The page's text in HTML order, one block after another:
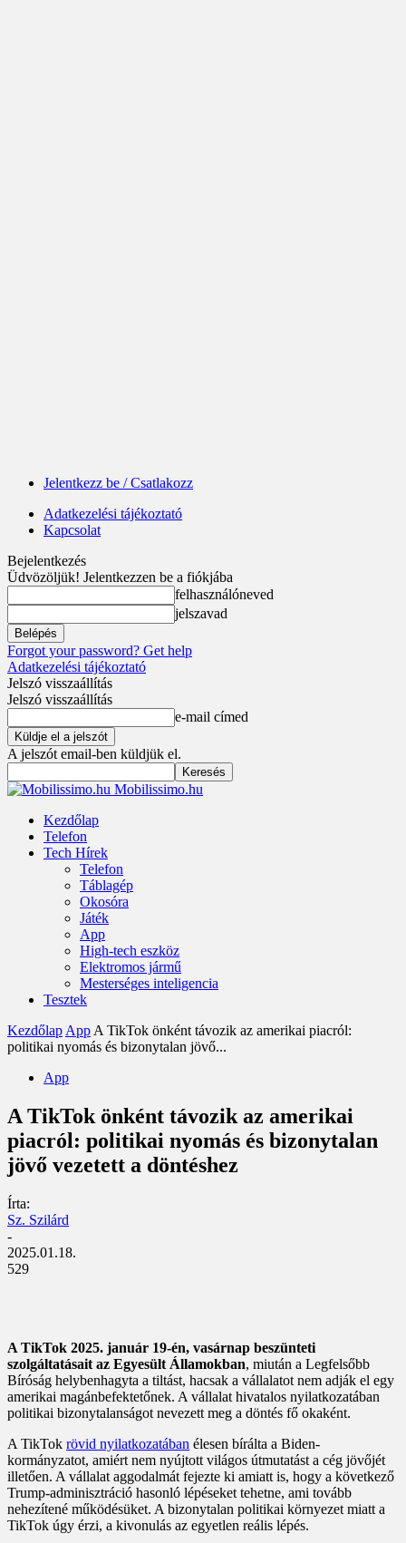
Jelentkezz be / Csatlakozz
Adatkezelési tájékoztató
Kapcsolat
Bejelentkezés
Üdvözöljük! Jelentkezzen be a fiókjába
felhasználóneved
jelszavad
Forgot your password? Get help
Adatkezelési tájékoztató
Jelszó visszaállítás
Jelszó visszaállítás
e-mail címed
A jelszót email-ben küldjük el.
Mobilissimo.hu
Kezdőlap
Telefon
Tech Hírek
Telefon
Táblagép
Okosóra
Játék
App
High-tech eszköz
Elektromos jármű
Mesterséges inteligencia
Tesztek
Kezdőlap App A TikTok önként távozik az amerikai piacról:
politikai nyomás és bizonytalan jövő...
App
A TikTok önként távozik az amerikai
piacról: politikai nyomás és bizonytalan
jövő vezetett a döntéshez
Írta:
Sz. Szilárd
-
2025.01.18.
529
A TikTok 2025. január 19-én, vasárnap beszünteti
szolgáltatásait az Egyesült Államokban, miután a Legfelsőbb
Bíróság helybenhagyta a tiltást, hacsak a vállalatot nem adják el egy
amerikai magánbefektetőnek. A vállalat hivatalos nyilatkozatában
politikai bizonytalanságot nevezett meg a döntés fő okaként.
A TikTok rövid nyilatkozatában élesen bírálta a Biden-
kormányzatot, amiért nem nyújtott világos útmutatást a cég jövőjét
illetően. A vállalat aggodalmát fejezte ki amiatt is, hogy a következő
Trump-adminisztráció hasonló lépéseket tehetne, ami tovább
nehezítené működésüket. A bizonytalan politikai környezet miatt a
TikTok úgy érzi, a kivonulás az egyetlen reális lépés.